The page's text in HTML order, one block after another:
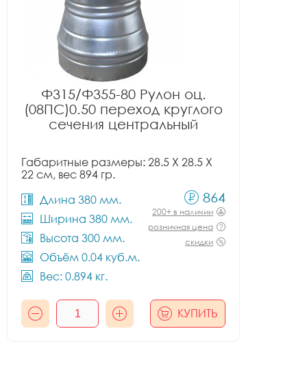
Ф315/Ф355-80 Рулон оц.
(08ПС)0.50 переход круглого
сечения центральный
Габаритные размеры: 28.5 X 28.5 X
22 см, вес 894 гр.
Длина 380 мм.
Ширина 380 мм.
Высота 300 мм.
Объём 0.04 куб.м.
Вес: 0.894 кг.
864
200+ в наличии
розничная цена
скидки
КУПИТЬ